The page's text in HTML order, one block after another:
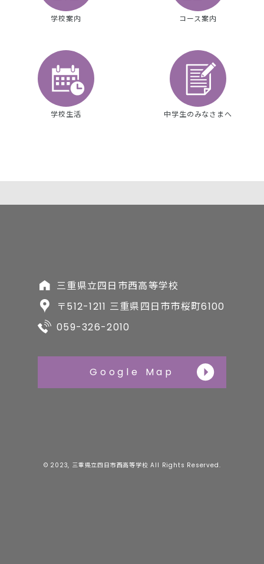
学校案内 コース案内
学校生活 中学生のみなさまへ
三重県立四日市西高等学校
〒512-1211 三重県四日市市桜町6100
059-326-2010
Google Map
© 2023, 三重県立四日市西高等学校 All Rights Reserved.